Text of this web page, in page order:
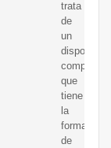
trata
de
un
dispositivo
compacto
que
tiene
la
forma
de